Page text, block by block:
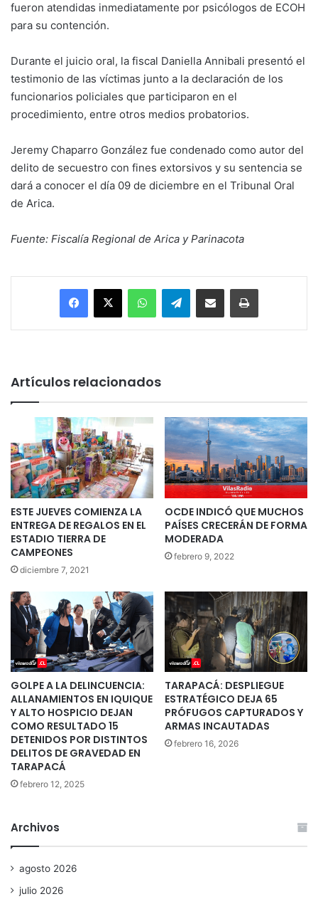
fueron atendidas inmediatamente por psicólogos de ECOH
para su contención.
Durante el juicio oral, la fiscal Daniella Annibali presentó el
testimonio de las víctimas junto a la declaración de los
funcionarios policiales que participaron en el
procedimiento, entre otros medios probatorios.
Jeremy Chaparro González fue condenado como autor del
delito de secuestro con fines extorsivos y su sentencia se
dará a conocer el día 09 de diciembre en el Tribunal Oral
de Arica.
Fuente: Fiscalía Regional de Arica y Parinacota
Facebook
X WhatsAppTelegramEnviar vía email Imprimir
Artículos relacionados
ESTE JUEVES COMIENZA LA
ENTREGA DE REGALOS EN EL
ESTADIO TIERRA DE
CAMPEONES
diciembre 7, 2021
OCDE INDICÓ QUE MUCHOS
PAÍSES CRECERÁN DE FORMA
MODERADA
febrero 9, 2022
GOLPE A LA DELINCUENCIA:
ALLANAMIENTOS EN IQUIQUE
Y ALTO HOSPICIO DEJAN
COMO RESULTADO 15
DETENIDOS POR DISTINTOS
DELITOS DE GRAVEDAD EN
TARAPACÁ
febrero 12, 2025
TARAPACÁ: DESPLIEGUE
ESTRATÉGICO DEJA 65
PRÓFUGOS CAPTURADOS Y
ARMAS INCAUTADAS
febrero 16, 2026
Archivos
agosto 2026
julio 2026